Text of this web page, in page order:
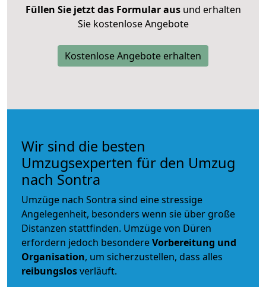
Füllen Sie jetzt das Formular ausund erhalten
Sie kostenlose Angebote
Kostenlose Angebote erhalten
Wir sind die besten
Umzugsexperten für den Umzug
nach Sontra
Umzüge nach Sontra sind eine stressige
Angelegenheit, besonders wenn sie über große
Distanzen stattfinden. Umzüge von Düren
erfordern jedoch besondereVorbereitung und
Organisation, um sicherzustellen, dass alles
reibungslosverläuft.